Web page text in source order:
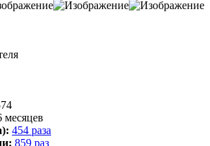
месяцев
454 раза
859 раз